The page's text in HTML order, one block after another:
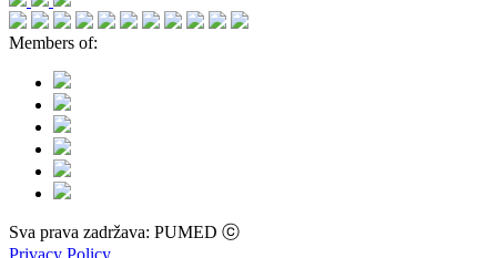
Members of:
Sva prava zadržava: PUMED ⓒ